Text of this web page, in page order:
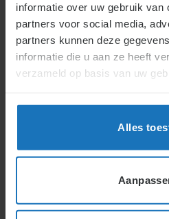
informatie over uw gebruik van
partners voor social media,
partners kunnen deze
informatie die u aan ze heeft
verzameld op basis van uw
Alles
Wat ziet het
de
ontslagen
Een onderneming is gelijk
niet aan bedrijfsvestigingen.
aparte economische
tenzij uitzonderingen spelen,
werkzaamheden over